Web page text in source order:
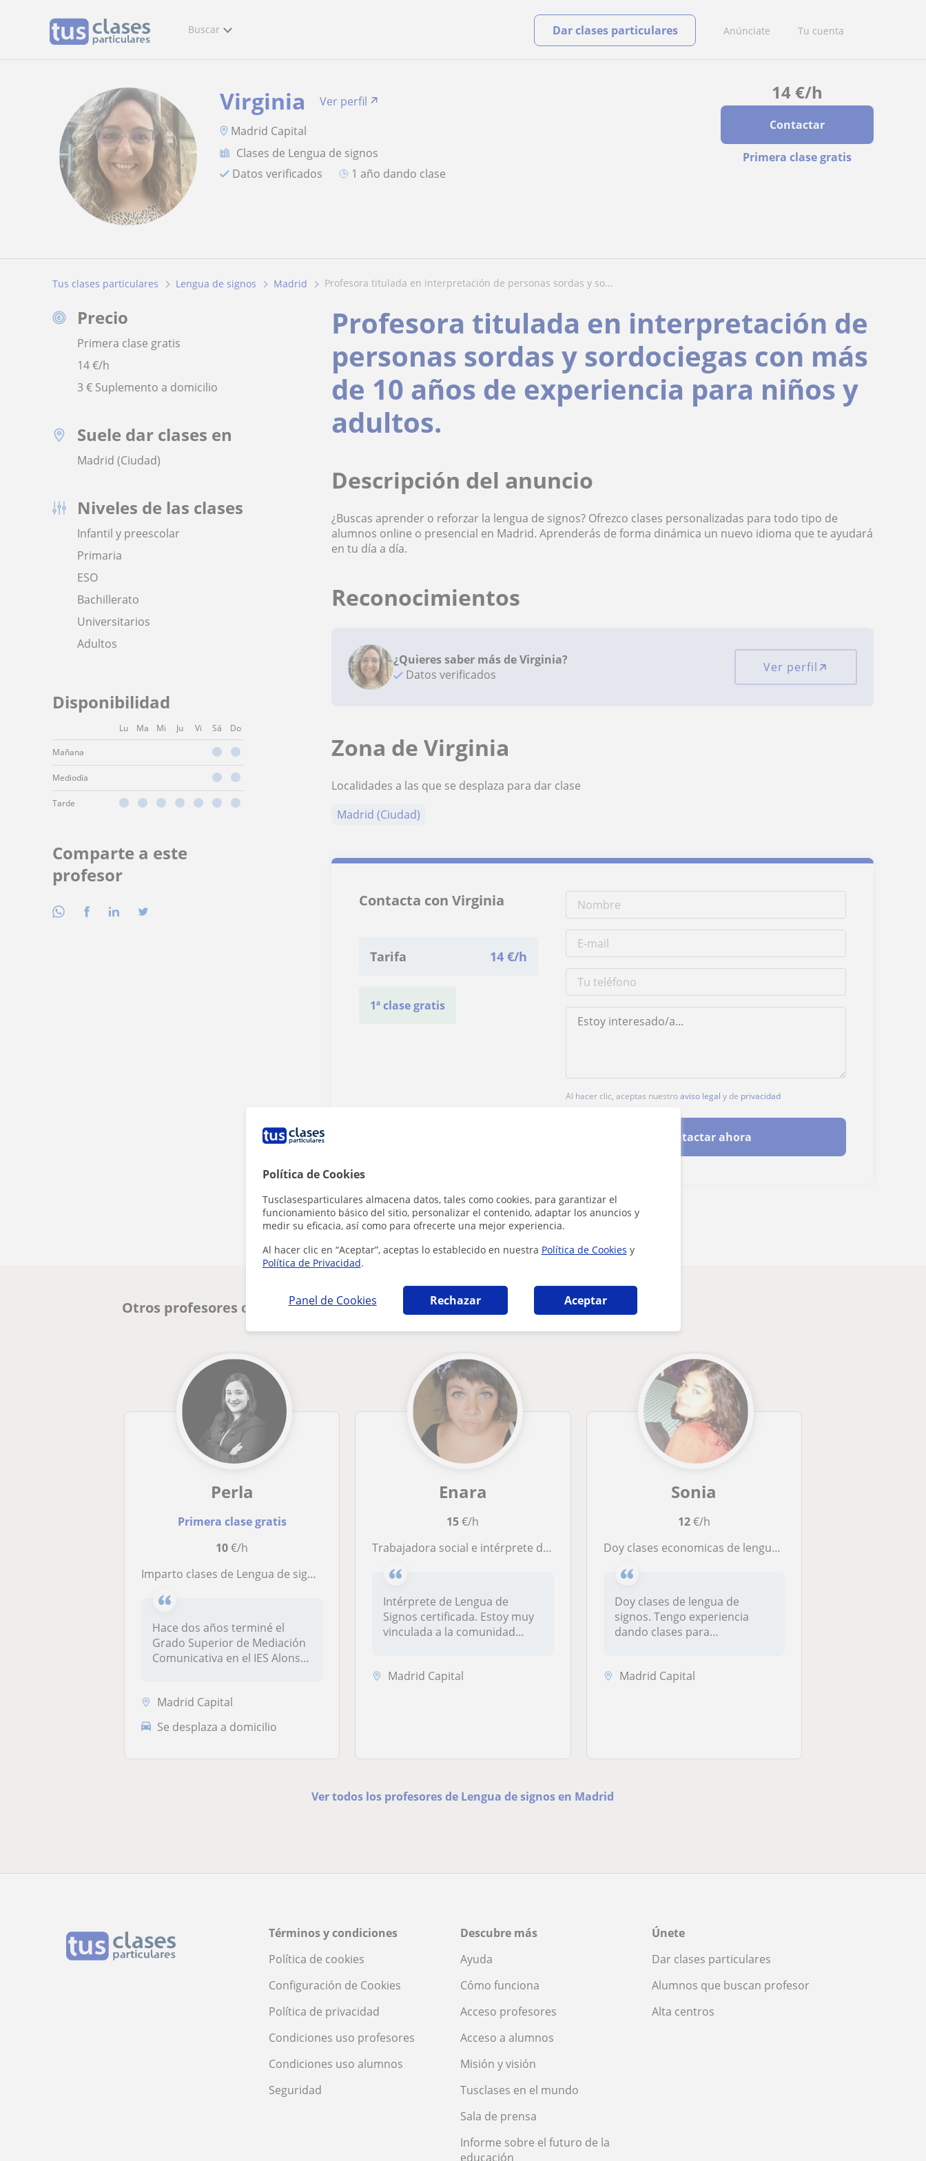
Política de Cookies
Tusclasesparticulares almacena datos, tales como cookies, para garantizar el
funcionamiento básico del sitio, personalizar el contenido, adaptar los anuncios y
medir su eficacia, así como para ofrecerte una mejor experiencia.
Al hacer clic en “Aceptar”, aceptas lo establecido en nuestra Política de Cookies y
Política de Privacidad.
Panel de Cookies Rechazar Aceptar
Buscar Anúnciate Tu cuenta
Dar clases particulares
14€/h
Contactar
Primera clase gratis
Virginia
Ver perfil
Madrid Capital
Clases de Lengua de signos
Datos verificados
1 año dando clase
Tus clases particulares Lengua de signos Madrid profesora titulada en interpretación de personas sordas y so...
Precio
Primera clase gratis
14€/h
3 € Suplemento a domicilio
Suele dar clases en
Madrid (Ciudad)
Niveles de las clases
Infantil y preescolar
Primaria
ESO
Bachillerato
Universitarios
Adultos
Disponibilidad
Lu Ma Mi Ju Vi Sá Do
Mañana
Mediodía
Tarde
Comparte a este
profesor
Profesora titulada en interpretación de
personas sordas y sordociegas con más
de 10 años de experiencia para niños y
adultos.
Descripción del anuncio
¿Buscas aprender o reforzar la lengua de signos? Ofrezco clases personalizadas para todo tipo de
alumnos online o presencial en Madrid. Aprenderás de forma dinámica un nuevo idioma que te ayudará
en tu día a día.
Reconocimientos
¿Quieres saber más de Virginia?
Datos verificados
Ver perfil
Zona de Virginia
Localidades a las que se desplaza para dar clase
Madrid (Ciudad)
Contacta con Virginia
Tarifa 14 €/h
1ª clase gratis
Al hacer clic, aceptas nuestroaviso legal y de privacidad
Contactar ahora
¿Hay algún error en este perfil?Cuéntanos
Otros profesores de Lengua de signos en Madrid que pueden interesarte
Perla
Primera clase gratis
10€/h
Imparto clases de Lengua de signos a todos los niveles online
Hace dos años terminé el
Grado Superior de Mediación
Comunicativa en el IES Alonso
Madrid Capital
Se desplaza a domicilio
Enara
15€/h
Trabajadora social e intérprete de Lengua de Signos. Mi vida está muy vinculada a la comunidad sorda ya que mis padres son sordos y soy nativa de LSE
Intérprete de Lengua de
Signos certificada. Estoy muy
vinculada a la comunidad
Madrid Capital
Sonia
12€/h
Doy clases economicas de lengua de Signos. Nivel inicial e Intermedia
Doy clases de lengua de
signos. Tengo experiencia
dando clases para
Madrid Capital
Ver todos los profesores de Lengua de signos en Madrid
Términos y condiciones
Política de cookies
Configuración de Cookies
Política de privacidad
Condiciones uso profesores
Condiciones uso alumnos
Seguridad
Descubre más
Ayuda
Cómo funciona
Acceso profesores
Acceso a alumnos
Misión y visión
Tusclases en el mundo
Sala de prensa
Informe sobre el futuro de la
educación
Únete
Dar clases particulares
Alumnos que buscan profesor
Alta centros